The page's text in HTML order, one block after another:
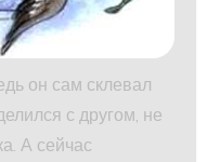
он сам склевал
с другом, не
А сейчас